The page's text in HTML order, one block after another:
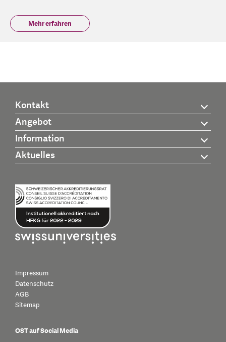
Mehr erfahren
Kontakt
Angebot
Information
Aktuelles
Impressum
Datenschutz
AGB
Sitemap
OST auf Social Media